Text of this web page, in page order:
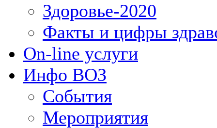
Здоровье-2020
Факты и цифры
On-line услуги
Инфо ВОЗ
События
Мероприятия